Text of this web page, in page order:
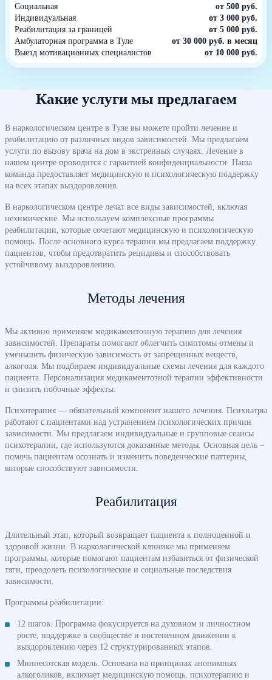
Социальная
от 500 руб.
Индивидуальная
от 3 000 руб.
Реабилитация за границей
от 5 000 руб.
Амбулаторная программа в Туле
от 30 000 руб. в месяц
Выезд мотивационных специалистов
от 10 000 руб.
Какие услуги мы предлагаем
В наркологическом центре в Туле вы можете пройти лечение и
реабилитацию от различных видов зависимостей. Мы предлагаем
услуги по вызову врача на дом в экстренных случаях. Лечение в
нашем центре проводится с гарантией конфиденциальности. Наша
команда предоставляет медицинскую и психологическую поддержку
на всех этапах выздоровления.
В наркологическом центре лечат все виды зависимостей, включая
нехимические. Мы используем комплексные программы
реабилитации, которые сочетают медицинскую и психологическую
помощь. После основного курса терапии мы предлагаем поддержку
пациентов, чтобы предотвратить рецидивы и способствовать
устойчивому выздоровлению.
Методы лечения
Мы активно применяем медикаментозную терапию для лечения
зависимостей. Препараты помогают облегчить симптомы отмены и
уменьшить физическую зависимость от запрещенных веществ,
алкоголя. Мы подбираем индивидуальные схемы лечения для каждого
пациента. Персонализация медикаментозной терапии эффективности
и снизить побочные эффекты.
Психотерапия — обязательный компонент нашего лечения. Психиатры
работают с пациентами над устранением психологических причин
зависимости. Мы предлагаем индивидуальные и групповые сеансы
психотерапии, где используются доказанные методы. Основная цель –
помочь пациентам осознать и изменить поведенческие паттерны,
которые способствуют зависимости.
Реабилитация
Длительный этап, который возвращает пациента к полноценной и
здоровой жизни. В наркологической клинике мы применяем
программы, которые помогают пациентам избавиться от физической
тяги, преодолеть психологические и социальные последствия
зависимости.
Программы реабилитации:
12 шагов. Программа фокусируется на духовном и личностном
росте, поддержке в сообществе и постепенном движении к
выздоровлению через 12 структурированных этапов.
Миннесотская модель. Основана на принципах анонимных
алкоголиков, включает медицинскую помощь, психотерапию и